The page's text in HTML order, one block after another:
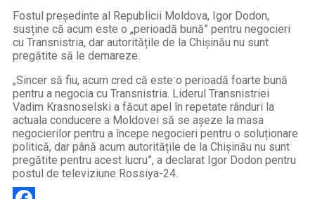
Fostul președinte al Republicii Moldova, Igor Dodon,
susține că acum este o „perioadă bună” pentru negocieri
cu Transnistria, dar autoritățile de la Chișinău nu sunt
pregătite să le demareze.
„Sincer să fiu, acum cred că este o perioadă foarte bună
pentru a negocia cu Transnistria. Liderul Transnistriei
Vadim Krasnoselski a făcut apel în repetate rânduri la
actuala conducere a Moldovei să se așeze la masa
negocierilor pentru a începe negocieri pentru o soluționare
politică, dar până acum autoritățile de la Chișinău nu sunt
pregătite pentru acest lucru”, a declarat Igor Dodon pentru
postul de televiziune Rossiya-24.